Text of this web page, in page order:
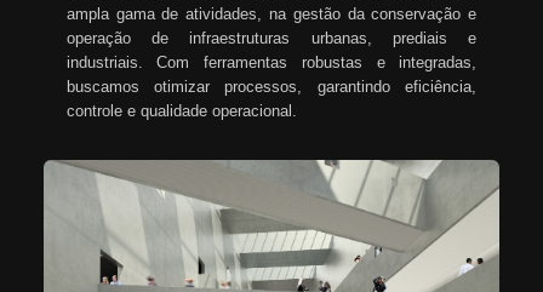
ampla gama de atividades, na gestão da conservação e
operação de infraestruturas urbanas, prediais e
industriais. Com ferramentas robustas e integradas,
buscamos otimizar processos, garantindo eficiência,
controle e qualidade operacional.